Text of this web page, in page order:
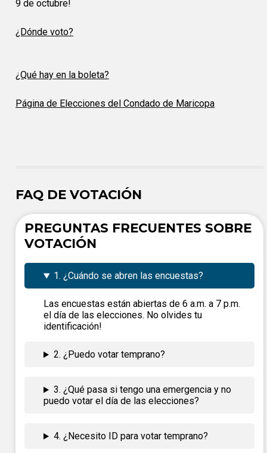
9 de octubre!
¿Dónde voto?
¿Qué hay en la boleta?
Página de Elecciones del Condado de Maricopa
FAQ DE VOTACIÓN
PREGUNTAS FRECUENTES SOBRE
VOTACIÓN
1. ¿Cuándo se abren las encuestas?
Las encuestas están abiertas de 6 a.m. a 7 p.m.
el día de las elecciones. No olvides tu
identificación!
2. ¿Puedo votar temprano?
3. ¿Qué pasa si tengo una emergencia y no
puedo votar el día de las elecciones?
4. ¿Necesito ID para votar temprano?